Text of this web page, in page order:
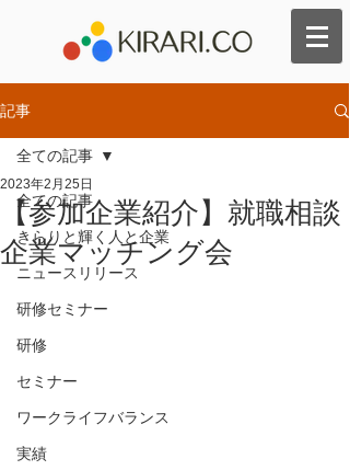
記事
全ての記事
きらりと輝く人と企業
ニュースリリース
研修セミナー
研修
セミナー
ワークライフバランス
実績
全ての記事
【参加企業紹介】就職相談
企業マッチング会
2023年2月25日